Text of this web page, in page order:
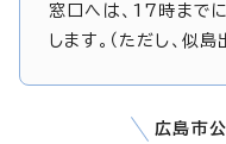
窓口へは、17時まで
します。（ただし、似
広島市